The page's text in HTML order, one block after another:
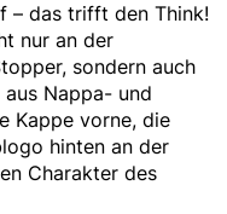
– das trifft den Think!
nur an der
sondern auch
Nappa- und
Kappe vorne, die
hinten an der
Charakter des